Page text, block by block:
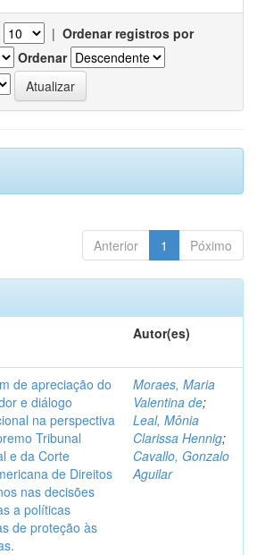
| Ordenar registros por
Ordenar
Anterior 1 Póximo
Autor(es)
de apreciação do
e diálogo
na perspectiva
Tribunal
e da Corte
de Direitos
nas decisões
a políticas
de proteção às
Moraes, Maria
Valentina de;
Leal, Mônia
Clarissa Hennig;
Cavallo, Gonzalo
Aguilar